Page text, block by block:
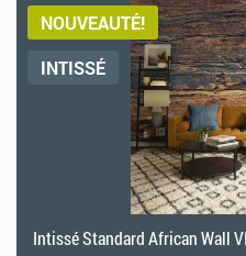
NOUVEAUTÉ!
INTISSÉ
Intissé Standard African Wall